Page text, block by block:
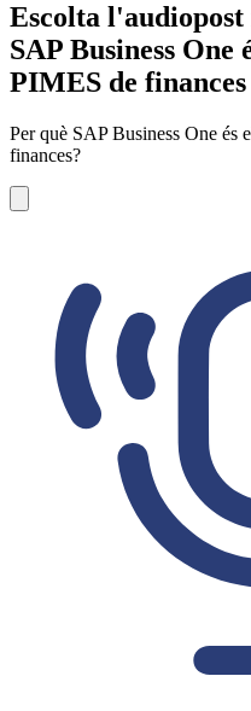
Escolta
SAP Business
PIMES de finances
Per què SAP Business One
finances?